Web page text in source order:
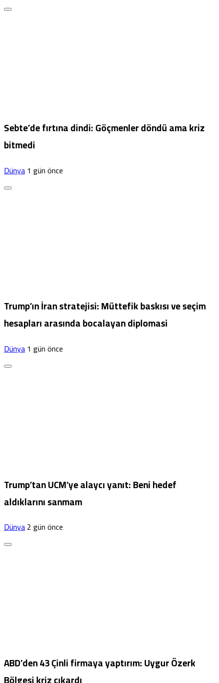
Sebte’de fırtına dindi: Göçmenler döndü ama kriz
bitmedi
Dünya1 gün önce
Trump’ın İran stratejisi: Müttefik baskısı ve seçim
hesapları arasında bocalayan diplomasi
Dünya1 gün önce
Trump’tan UCM’ye alaycı yanıt: Beni hedef
aldıklarını sanmam
Dünya2 gün önce
ABD’den 43 Çinli firmaya yaptırım: Uygur Özerk